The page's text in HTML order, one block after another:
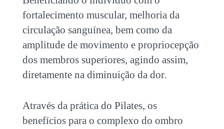
fortalecimento muscular, melhoria da
circulação sanguínea, bem como da
amplitude de movimento e propriocepção
dos membros superiores, agindo assim,
diretamente na diminuição da dor.
Através da prática do Pilates, os
benefícios para o complexo do ombro